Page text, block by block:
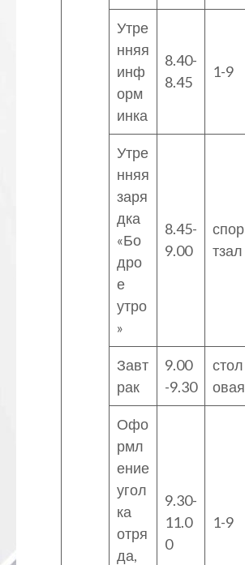
Утре
нняя
инф
орм
инка
8.40-
8.45
1-9
Утре
нняя
заря
дка
«Бо
дро
е
утро
»
8.45-
9.00
спор
тзал
Завт
рак
9.00
-9.30
стол
овая
Офо
рмл
ение
угол
ка
отря
да,
9.30-
11.0
0
1-9